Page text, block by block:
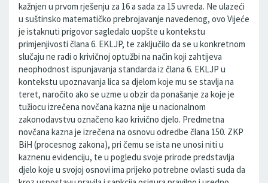
kažnjen u prvom rješenju za 16 a sada za 15 uvreda. Ne ulazeći
u suštinsko matematičko prebrojavanje navedenog, ovo Vijeće
je istaknuti prigovor sagledalo uopšte u kontekstu
primjenjivosti člana 6. EKLJP, te zaključilo da se u konkretnom
slučaju ne radi o krivičnoj optužbi na način koji zahtijeva
neophodnost ispunjavanja standarda iz člana 6. EKLJP u
kontekstu upoznavanja lica sa djelom koje mu se stavlja na
teret, naročito ako se uzme u obzir da ponašanje za koje je
tužiocu izrečena novčana kazna nije u nacionalnom
zakonodavstvu označeno kao krivično djelo. Predmetna
novčana kazna je izrečena na osnovu odredbe člana 150. ZKP
BiH (procesnog zakona), pri čemu se ista ne unosi niti u
kaznenu evidenciju, te u pogledu svoje prirode predstavlja
djelo koje u svojoj osnovi ima prijeko potrebne ovlasti suda da